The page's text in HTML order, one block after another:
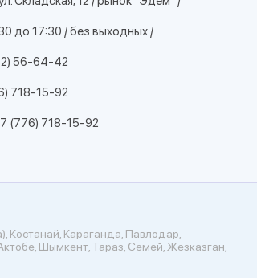
до 17:30 / без выходных /
56-64-42
718-15-92
(776) 718-15-92
Костанай, Караганда, Павлодар,
Шымкент, Тараз, Семей, Жезказган,